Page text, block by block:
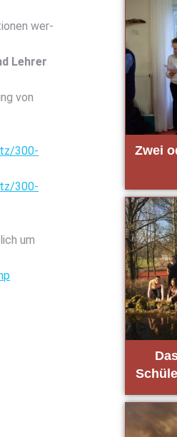
wer­
Leh­rer
von
300-
300-
um
Zwei
chen